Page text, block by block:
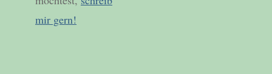
mir gern!